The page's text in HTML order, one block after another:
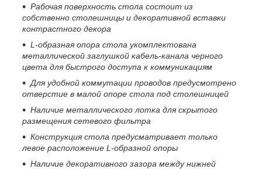
Рабочая поверхность стола состоит из
собственно столешницы и декоративной вставки
контрастного декора
L -образная опора стола укомплектована
металлической заглушкой кабель-канала черного
цвета для быстрого доступа к коммуникациям
Для удобной коммутации проводов предусмотрено
отверстие в малой опоре стола под столешницей
Наличие металлического лотка для скрытого
размещения сетевого фильтра
Конструкция стола предусматривает только
левое расположение L -образной опоры
Наличие декоративного зазора между нижней